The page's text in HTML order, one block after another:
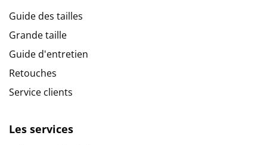
Guide des tailles
Grande taille
Guide d'entretien
Retouches
Service clients
Les services